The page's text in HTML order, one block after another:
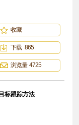
收藏
下载 865
浏览量 4725
标跟踪方法